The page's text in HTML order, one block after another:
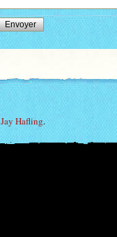
Jay Hafling.